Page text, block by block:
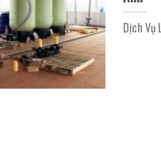
Dịch Vụ